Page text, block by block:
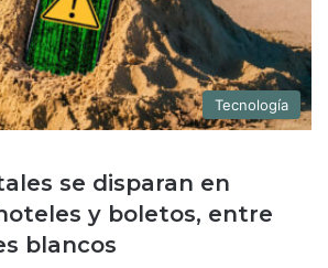
Tecnología
se disparan en
y boletos, entre
blancos